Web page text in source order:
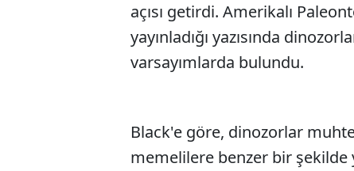
açısı getirdi. Amerikalı
yayınladığı yazısında
varsayımlarda bulundu.
Black'e göre, dinozorlar
memelilere benzer bir şekilde